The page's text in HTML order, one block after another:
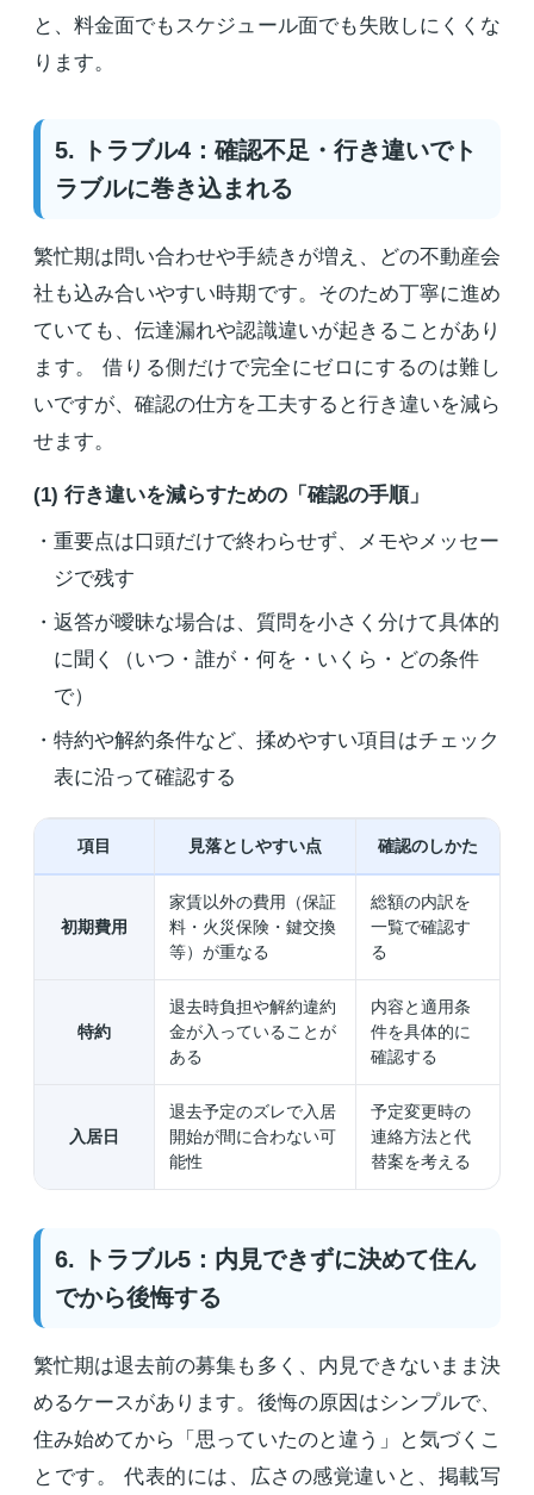
と、料金面でもスケジュール面でも失敗しにくくな
ります。
5. トラブル4：確認不足・行き違いでト
ラブルに巻き込まれる
繁忙期は問い合わせや手続きが増え、どの不動産会
社も込み合いやすい時期です。そのため丁寧に進め
ていても、伝達漏れや認識違いが起きることがあり
ます。 借りる側だけで完全にゼロにするのは難し
いですが、確認の仕方を工夫すると行き違いを減ら
せます。
(1) 行き違いを減らすための「確認の手順」
重要点は口頭だけで終わらせず、メモやメッセー
ジで残す
返答が曖昧な場合は、質問を小さく分けて具体的
に聞く（いつ・誰が・何を・いくら・どの条件
で）
特約や解約条件など、揉めやすい項目はチェック
表に沿って確認する
項目 見落としやすい点 確認のしかた
初期費用
家賃以外の費用（保証
料・火災保険・鍵交換
等）が重なる
総額の内訳を
一覧で確認す
る
特約
退去時負担や解約違約
金が入っていることが
ある
内容と適用条
件を具体的に
確認する
入居日
退去予定のズレで入居
開始が間に合わない可
能性
予定変更時の
連絡方法と代
替案を考える
6. トラブル5：内見できずに決めて住ん
でから後悔する
繁忙期は退去前の募集も多く、内見できないまま決
めるケースがあります。後悔の原因はシンプルで、
住み始めてから「思っていたのと違う」と気づくこ
とです。 代表的には、広さの感覚違いと、掲載写